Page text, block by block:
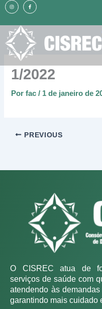
conteúdo
conteúdo
I
n
s
t
g
a
m
F
a
c
e
o
k
-
f
1/2022
Porfac/ 1 de janeiro de
PREVIOUS
O CISREC atua de
serviços de saúde com
atendendo às
garantindo mais cuidado